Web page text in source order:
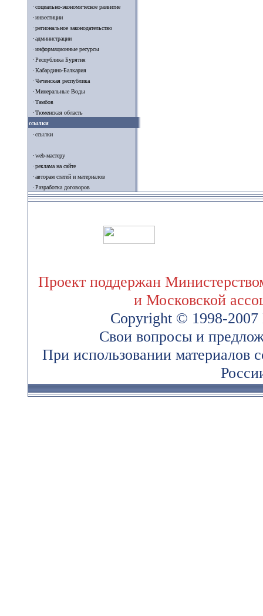
социально-экономическое развитие
инвестиции
региональное законодательство
администрации
информационные ресурсы
Республика Бурятия
Кабардино-Балкария
Чеченская республика
Минеральные Воды
Тамбов
Тюменская область
ссылки
ссылки
web-мастеру
реклама на сайте
авторам статей и материалов
Разработка договоров
Проект поддержан
и Московской
Copyright © 1998-
Свои вопросы и
При использовании материалов